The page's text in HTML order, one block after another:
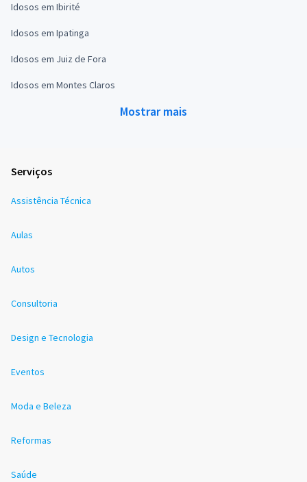
Idosos em Ibirité
Idosos em Ipatinga
Idosos em Juiz de Fora
Idosos em Montes Claros
Mostrar mais
Serviços
Assistência Técnica
Aulas
Autos
Consultoria
Design e Tecnologia
Eventos
Moda e Beleza
Reformas
Saúde